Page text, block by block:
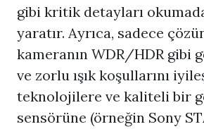
gibi kritik detayları
yaratır. Ayrıca, sadece
kameranın WDR/HDR gibi
ve zorlu ışık koşullarını
teknolojilere ve kaliteli bir
sensörüne (örneğin Sony